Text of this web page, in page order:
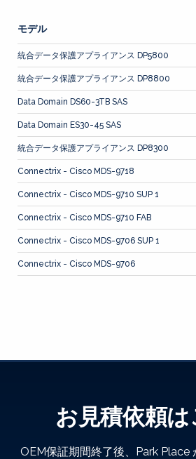
モデル
統合データ保護アプライアンス DP5800
統合データ保護アプライアンス DP8800
Data Domain DS60-3TB SAS
Data Domain ES30-45 SAS
統合データ保護アプライアンス DP8300
Connectrix - Cisco MDS-9718
Connectrix - Cisco MDS-9710 SUP 1
Connectrix - Cisco MDS-9710 FAB
Connectrix - Cisco MDS-9706 SUP 1
Connectrix - Cisco MDS-9706
お見積依頼は
OEM保証期間終了後、Park Place